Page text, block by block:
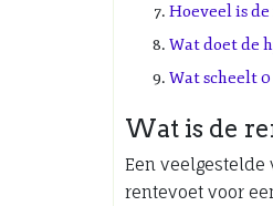
Hoeveel is
Wat doet de
Wat scheelt
Wat is de
Een veelgestelde
rentevoet voor